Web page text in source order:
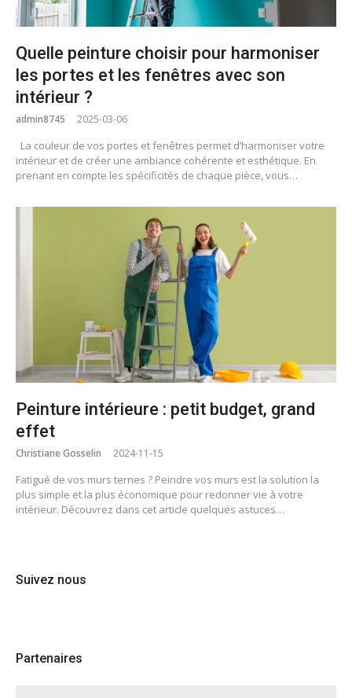
Quelle peinture choisir pour harmoniser
les portes et les fenêtres avec son
intérieur ?
admin8745 2025-03-06
La couleur de vos portes et fenêtres permet d’harmoniser votre
intérieur et de créer une ambiance cohérente et esthétique. En
prenant en compte les spécificités de chaque pièce, vous…
Peinture intérieure : petit budget, grand
effet
Christiane Gosselin 2024-11-15
Fatigué de vos murs ternes ? Peindre vos murs est la solution la
plus simple et la plus économique pour redonner vie à votre
intérieur. Découvrez dans cet article quelques astuces…
Suivez nous
Partenaires